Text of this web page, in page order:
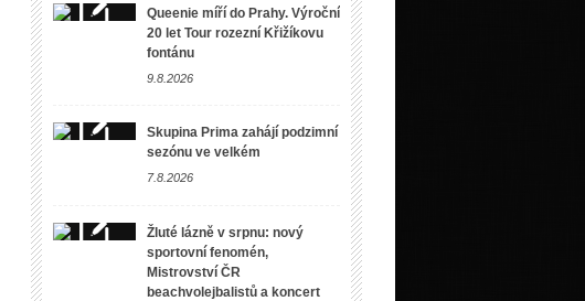
Queenie míří do Prahy. Výroční
20 let Tour rozezní Křižíkovu
fontánu
9.8.2026
Skupina Prima zahájí podzimní
sezónu ve velkém
7.8.2026
Žluté lázně v srpnu: nový
sportovní fenomén,
Mistrovství ČR
beachvolejbalistů a koncert